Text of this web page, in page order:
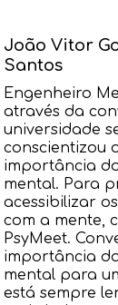
por que
para se
em prejuízo
João Vitor
Santos
Engenheiro
através da
universidade
conscientizou
importância
mental. Para
acessibilizar
com a mente,
PsyMeet.
importância
mental para
está sempre